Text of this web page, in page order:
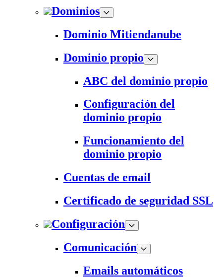
Dominios
Dominio Mitiendanube
Dominio propio
ABC del dominio propio
Configuración del
dominio propio
Funcionamiento del
dominio propio
Cuentas de email
Certificado de seguridad SSL
Configuración
Comunicación
Emails automáticos